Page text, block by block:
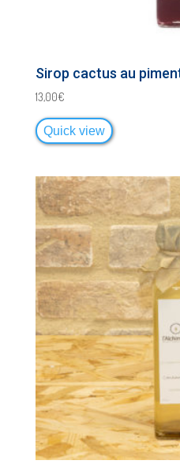
Sirop cactus au
13,00€
Quick view